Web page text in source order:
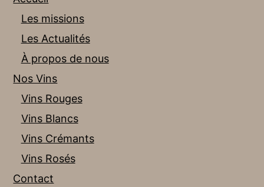
Les missions
Les Actualités
À propos de nous
Nos Vins
Vins Rouges
Vins Blancs
Vins Crémants
Vins Rosés
Contact